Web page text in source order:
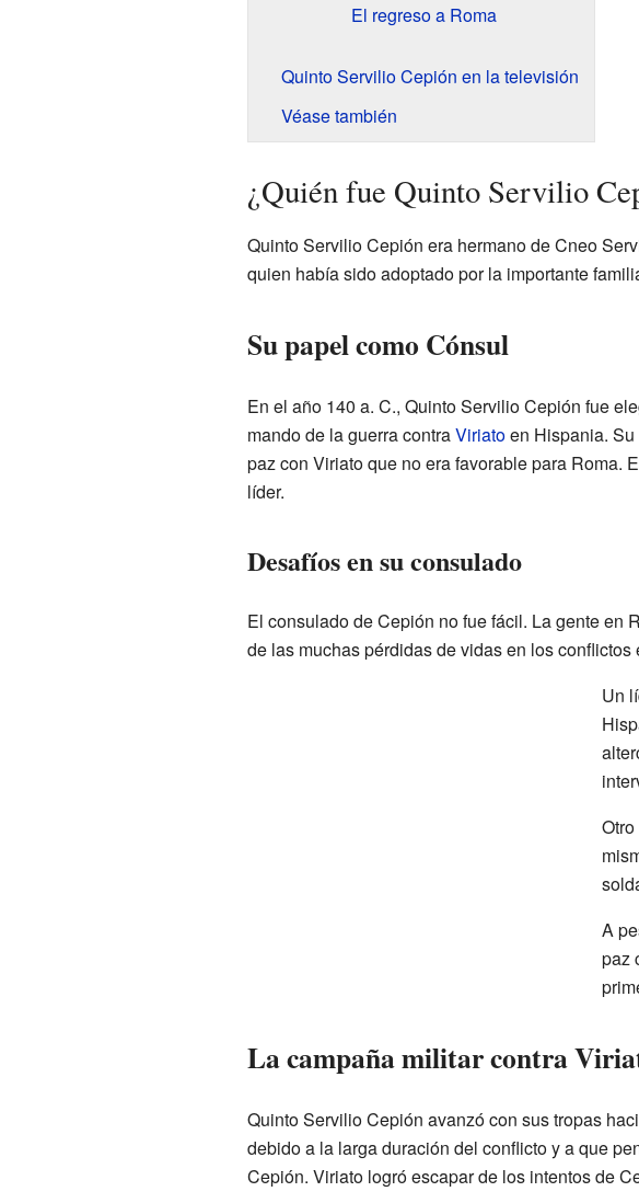
El regreso a Roma
Quinto Servilio Cepión en la televisión
Véase también
¿Quién fue Quinto Servilio
Quinto Servilio Cepión era hermano de Cneo
quien había sido adoptado por la importante
Su papel como Cónsul
En el año 140 a. C., Quinto Servilio Cepión fue
mando de la guerra contraViriatoen Hispania. Su
paz con Viriato que no era favorable para Roma.
líder.
Desafíos en su consulado
El consulado de Cepión no fue fácil. La gente en
de las muchas pérdidas de vidas en los
Un
A
paz
La campaña militar contra
Quinto Servilio Cepión avanzó con sus tropas
debido a la larga duración del conflicto y a que
Cepión. Viriato logró escapar de los intentos de